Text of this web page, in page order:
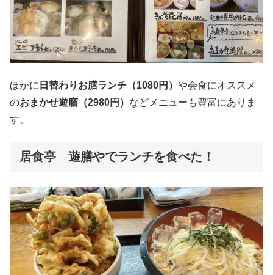
ほかに 日替わりお膳ランチ（1080円） や会食にオススメ
のおまかせ遊膳（2980円） などメニューも豊富にありま
す。
居食亭 遊膳やでランチを食べた！